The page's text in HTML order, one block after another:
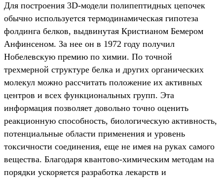
Для построения 3D-модели полипептидных цепочек
обычно используется термодинамическая гипотеза
фолдинга белков, выдвинутая Кристианом Бемером
Анфинсеном. За нее он в 1972 году получил
Нобелевскую премию по химии. По точной
трехмерной структуре белка и других органических
молекул можно рассчитать положение их активных
центров и всех функциональных групп. Эта
информация позволяет довольно точно оценить
реакционную способность, биологическую активность,
потенциальные области применения и уровень
токсичности соединения, еще не имея на руках самого
вещества. Благодаря квантово-химическим методам на
порядки ускоряется разработка лекарств и